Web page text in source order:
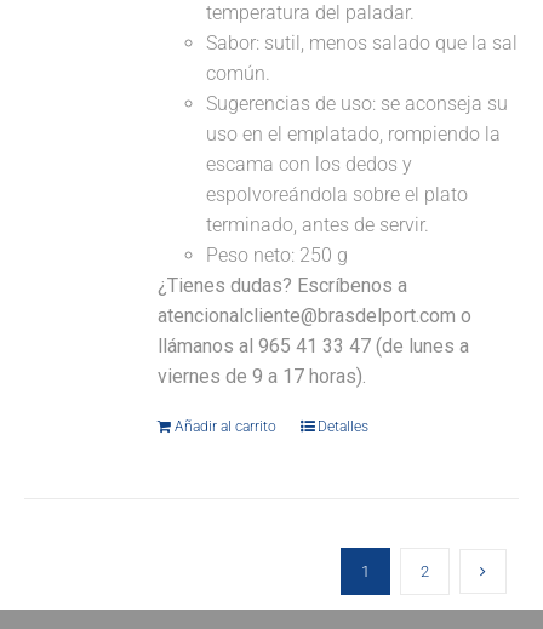
temperatura del paladar.
Sabor: sutil, menos salado que la sal
común.
Sugerencias de uso: se aconseja su
uso en el emplatado, rompiendo la
escama con los dedos y
espolvoreándola sobre el plato
terminado, antes de servir.
Peso neto: 250 g
¿Tienes dudas? Escríbenos a
atencionalcliente@brasdelport.com o
llámanos al 965 41 33 47 (de lunes a
viernes de 9 a 17 horas).
Añadir al carrito Detalles
1 2